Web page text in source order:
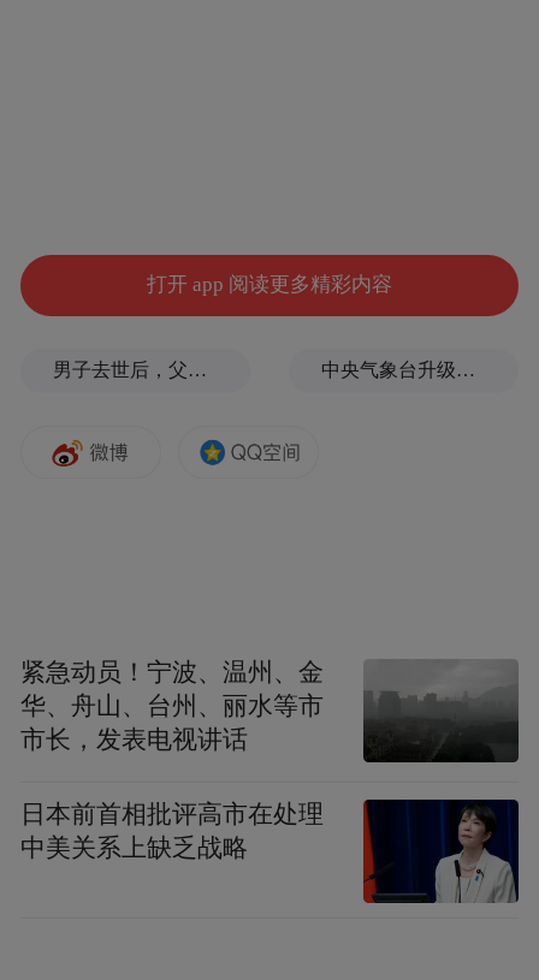
立场看，它的文化，不在正统叙事范围内，
需要从头书写，重新建构。但是，并不代表
作为世界自然遗产地的张家界，是“旅游立
给方对文化本身的理解，也取决于文化资源
挖掘整理、整合拓展和创造转化的能力建
设，对于自然禀赋型的旅游目的地来说，破
传统的文化叙事往往会局限在场者思维。一
方面，张家界建市时间不长，这片行政区域
打开 app 阅读更多精彩内容
男子去世后，父母要求对孙子进行亲子鉴定，儿媳拒绝 中央气象台升级发布台风红色预警
紧急动员！宁波、温州、金
华、舟山、台州、丽水等市
市长，发表电视讲话
日本前首相批评高市在处理
中美关系上缺乏战略